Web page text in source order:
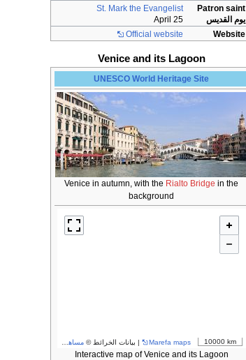
Patron saint
St. Mark the Evangelist
يوم القديس
25 April
Website
Official website
Venice and its Lagoon
UNESCO World Heritage Site
Venice in autumn, with the Rialto Bridge in the
background
10000 km
Marefa maps | بيانات الخرائط ©مساهمو OpenStreetMap
Interactive map of Venice and its Lagoon